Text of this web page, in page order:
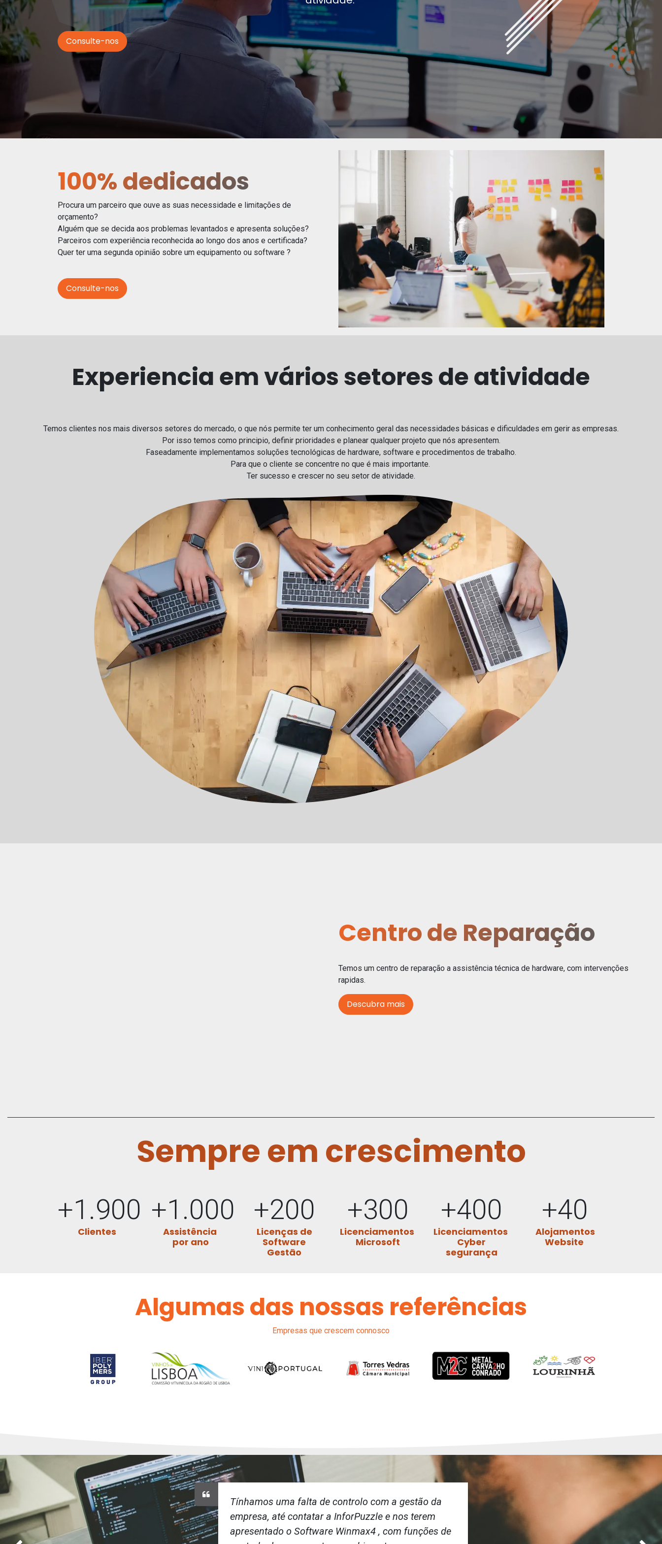
Consulte-nos
100% dedicados
Procura um parceiro que ouve as suas necessidade e limitações de
orçamento?
Alguém que se decida aos problemas levantados e apresenta soluções?
Parceiros com experiência reconhecida ao longo dos anos e certificada?
Quer ter uma segunda opinião sobre um equipamento ou software ?
Consulte-nos
Experiencia em vários setores de atividade
Temos clientes nos mais diversos setores do mercado, o que nós permite ter um conhecimento geral das necessidades básicas e dificuldades em gerir as empresas.
Por isso temos como principio, definir prioridades e planear qualquer projeto que nós apresentem.
Faseadamente implementamos soluções tecnológicas de hardware, software e procedimentos de trabalho.
Para que o cliente se concentre no que é mais importante.
Ter sucesso e crescer no seu setor de atividade.
Centro de Reparação
Temos um centro de reparação a assistência técnica de hardware, com intervenções
rapidas.
Descubra mais
Sempre em crescimento
+1.900
Clientes
+1.000
Assistência
por ano
+200
Licenças de
Software
Gestão
+300
Licenciamentos
Microsoft
+400
Licenciamentos
Cyber
segurança
+40
Alojamentos
Website
Algumas das nossas referências
Empresas que crescem connosco
Tínhamos uma falta de controlo com a gestão da
empresa, até contatar a InforPuzzle e nos terem
apresentado o Software Winmax4 , com funções de